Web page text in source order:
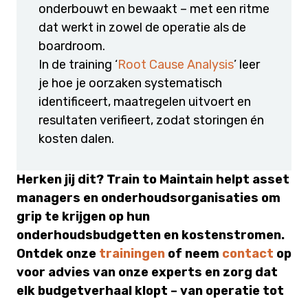
onderbouwt en bewaakt – met een ritme
dat werkt in zowel de operatie als de
boardroom.
In de training ‘Root Cause Analysis’ leer
je hoe je oorzaken systematisch
identificeert, maatregelen uitvoert en
resultaten verifieert, zodat storingen én
kosten dalen.
Herken jij dit? Train to Maintain helpt asset
managers en onderhoudsorganisaties om
grip te krijgen op hun
onderhoudsbudgetten en kostenstromen.
Ontdek onze trainingen of neem contact op
voor advies van onze experts en zorg dat
elk budgetverhaal klopt – van operatie tot